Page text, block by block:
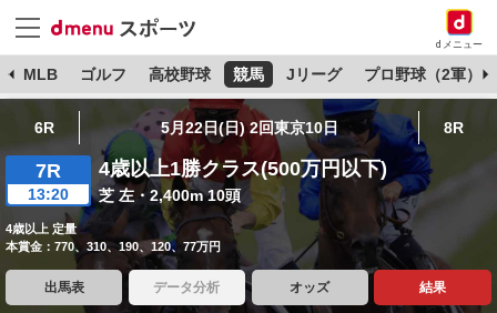
dメニュー
MLB ゴルフ 高校野球 競馬 Jリーグ プロ野球（2軍）
6R 5月22日(日) 2回東京10日 8R
7R
13:20
4歳以上1勝クラス(500万円以下)
芝 左・2,400m 10頭
4歳以上 定量
本賞金：770、310、190、120、77万円
出馬表 データ分析 オッズ 結果